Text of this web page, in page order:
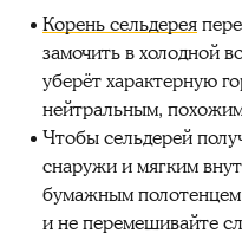
Корень сельдерея
замочить в холодной
уберёт характерную
нейтральным,
Чтобы сельдерей
снаружи и мягким
бумажным
и не перемешивайте